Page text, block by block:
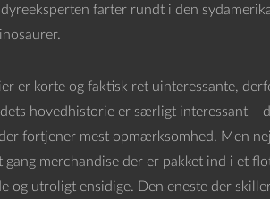
farter rundt i den
er korte og faktisk ret uinteressante,
hovedhistorie er særligt interessant –
fortjener mest opmærksomhed. Men
gang merchandise der er pakket ind i et
og utroligt ensidige. Den eneste der